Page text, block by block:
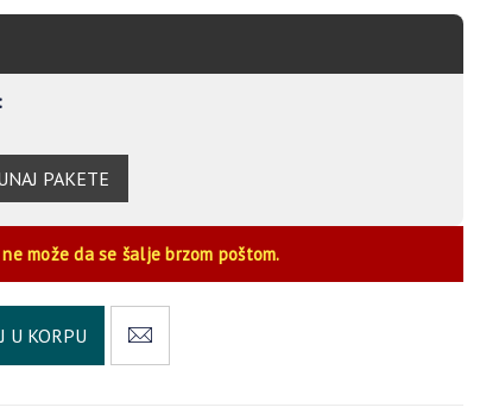
PAKETE
može da se šalje brzom poštom.
U KORPU